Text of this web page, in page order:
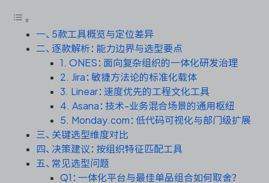
测试管理
研发效能管理
资源和工时管理
服务台和工单管理
一、5款工具概览与定位差异
二、逐款解析：能力边界与选型要点
1. ONES：面向复杂组织的一体化研发治理
2. Jira：敏捷方法论的标准化载体
3. Linear：速度优先的工程文化工具
4. Asana：技术-业务混合场景的通用枢纽
5. Monday.com：低代码可视化与部门级扩展
三、关键选型维度对比
四、决策建议：按组织特征匹配工具
五、常见选型问题
Q1：一体化平台与最佳单品组合如何取舍？